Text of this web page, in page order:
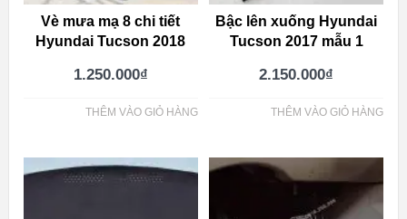
Vè mưa mạ 8 chi tiết
Hyundai Tucson 2018
1.250.000₫
THÊM VÀO GIỎ HÀNG
Bậc lên xuống Hyundai
Tucson 2017 mẫu 1
2.150.000₫
THÊM VÀO GIỎ HÀNG